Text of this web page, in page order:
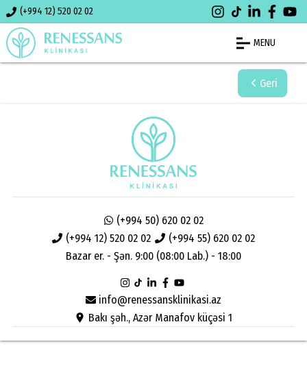
(+994 12) 520 02 02
MENU
Geri
info@renessansklinikasi.az
Bakı şəh., Azər Manafov küçəsi 1
(+994 12) 520 02 02 (+994 55) 620 02 02
(+994 50) 620 02 02
Bazar er. - Şən. 9:00 (08:00 Lab.) - 18:00